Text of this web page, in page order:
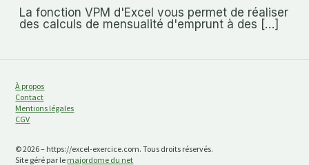
La fonction VPM d'Excel vous permet de réaliser
des calculs de mensualité d'emprunt à des […]
À propos
Contact
Mentions légales
CGV
© 2026 – https://excel-exercice.com. Tous droits réservés.
Site géré par le majordome du net